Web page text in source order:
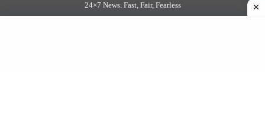
24×7 News. Fast, Fair, Fearless